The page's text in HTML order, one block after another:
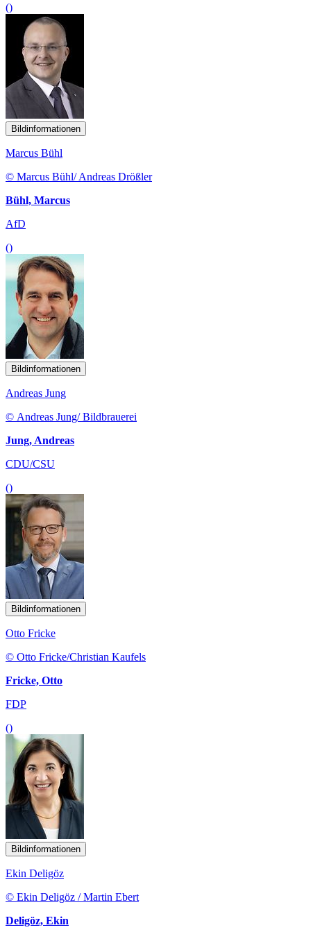
()
Bildinformationen
Marcus Bühl
© Marcus Bühl/ Andreas Drößler
Bühl, Marcus
AfD
()
Bildinformationen
Andreas Jung
© Andreas Jung/ Bildbrauerei
Jung, Andreas
CDU/CSU
()
Bildinformationen
Otto Fricke
© Otto Fricke/Christian Kaufels
Fricke, Otto
FDP
()
Bildinformationen
Ekin Deligöz
© Ekin Deligöz / Martin Ebert
Deligöz, Ekin